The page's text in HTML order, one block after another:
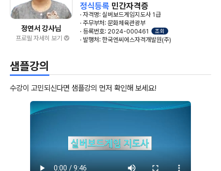
정연서 강사님
프로필 자세히 보기
정식등록 민간자격증
· 자격명: 실버보드게임지도사 1급
· 주무부처: 문화체육관광부
· 등록번호: 2024-000461
조회
· 발행처: 한국엔씨에스자격개발원(주)
샘플강의
수강이 고민되신다면 샘플강의 먼저 확인해 보세요!